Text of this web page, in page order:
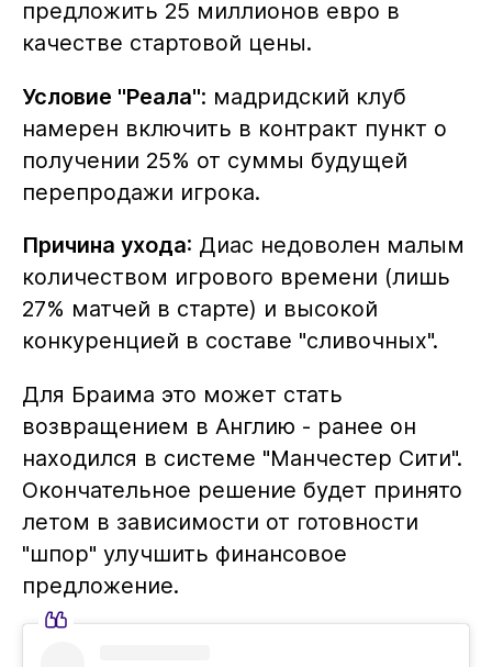
предложить 25 миллионов евро в
качестве стартовой цены.
Условие "Реала": мадридский клуб
намерен включить в контракт пункт о
получении 25% от суммы будущей
перепродажи игрока.
Причина ухода: Диас недоволен малым
количеством игрового времени (лишь
27% матчей в старте) и высокой
конкуренцией в составе "сливочных".
Для Браима это может стать
возвращением в Англию - ранее он
находился в системе "Манчестер Сити".
Окончательное решение будет принято
летом в зависимости от готовности
"шпор" улучшить финансовое
предложение.